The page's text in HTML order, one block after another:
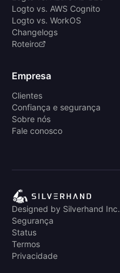
Logto vs. AWS Cognito
Logto vs. WorkOS
Changelogs
Roteiro
Empresa
Clientes
Confiança e segurança
Sobre nós
Fale conosco
Designed by Silverhand Inc.
Segurança
Status
Termos
Privacidade